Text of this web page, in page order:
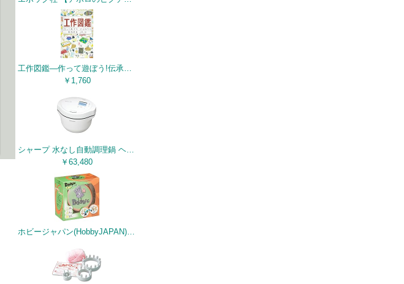
￥1,760
シャープ 水なし自動調理鍋 ヘルシオ ホットクック KN-HW24G-W ホワイト 2.4L 2~6人用 かきまぜ 無水調理 2段調理 予約調理 無線LAN接続
￥63,480